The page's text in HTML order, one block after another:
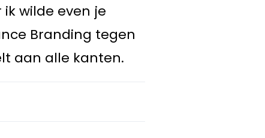
wilde even je
Branding tegen
aan alle kanten.